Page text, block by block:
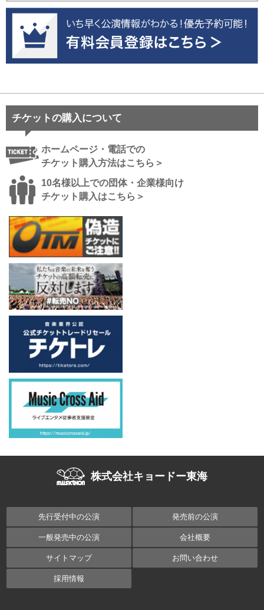
チケットの購入について
ホームページ・電話での
チケット購入方法はこちら＞
10名様以上での団体・企業様向け
チケット購入はこちら＞
株式会社キョードー東海
先行受付中の公演 発売前の公演
一般発売中の公演 会社概要
サイトマップ お問い合わせ
採用情報